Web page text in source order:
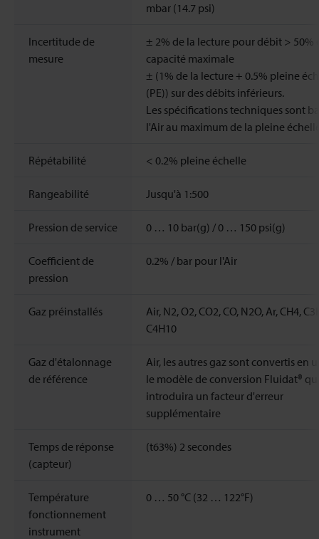
mbar (14.7 psi)
Incertitude de
mesure
± 2% de la lecture pour débit > 50%
capacité maximale
± (1% de la lecture + 0.5% pleine
(PE)) sur des débits inférieurs.
Les spécifications techniques sont
l'Air au maximum de la pleine
Répétabilité < 0.2% pleine échelle
Rangeabilité Jusqu'à 1:500
Pression de service 0 … 10 bar(g) / 0 … 150 psi(g)
Coefficient de
pression
0.2% / bar pour l'Air
Gaz préinstallés
Air, N2, O2, CO2, CO, N2O, Ar, CH4,
C4H10
Gaz d'étalonnage
de référence
Air, les autres gaz sont convertis en
le modèle de conversion Fluidat®
introduira un facteur d'erreur
supplémentaire
Temps de réponse
(capteur)
(t63%) 2 secondes
Température
fonctionnement
instrument
0 … 50 °C (32 … 122°F)